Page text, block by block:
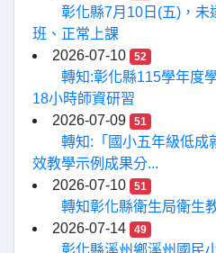
彰化縣7月10日(五)，未
班、正常上課
2026-07-10
52
轉知:彰化縣115學年度
18小時師資研習
2026-07-09
51
轉知:「國小五年級低成
效教學示例成果分...
2026-07-10
51
轉知彰化縣衛生局衛生
2026-07-14
49
彰化縣溪州鄉溪州國民